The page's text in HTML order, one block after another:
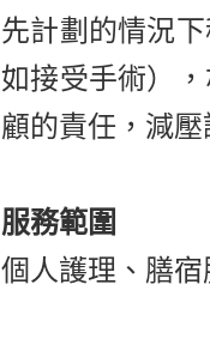
先計劃的情況
如接受手術）
顧的責任，減
服務範圍
個人護理、膳